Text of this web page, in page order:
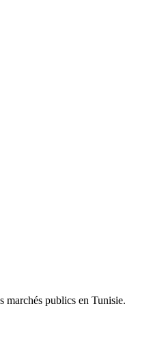
marchés publics en Tunisie.